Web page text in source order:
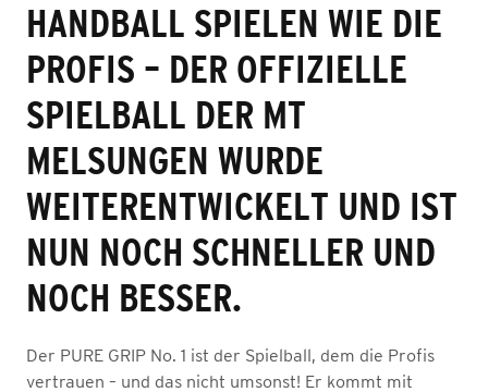
HANDBALL SPIELEN WIE DIE
PROFIS – DER OFFIZIELLE
SPIELBALL DER MT
MELSUNGEN WURDE
WEITERENTWICKELT UND IST
NUN NOCH SCHNELLER UND
NOCH BESSER.
Der PURE GRIP No. 1 ist der Spielball, dem die Profis
vertrauen – und das nicht umsonst! Er kommt mit